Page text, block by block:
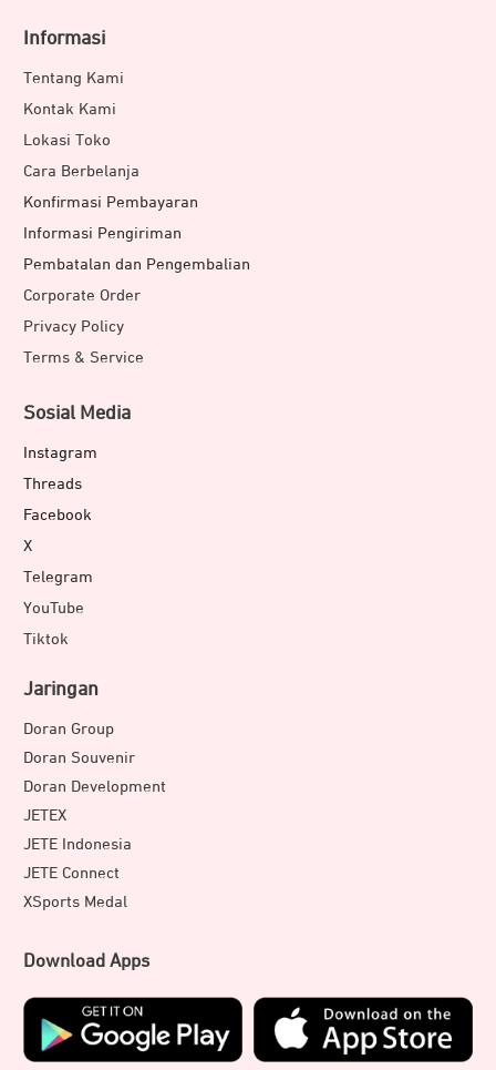
Informasi
Tentang Kami
Kontak Kami
Lokasi Toko
Cara Berbelanja
Konfirmasi Pembayaran
Informasi Pengiriman
Pembatalan dan Pengembalian
Corporate Order
Privacy Policy
Terms & Service
Sosial Media
Instagram
Threads
Facebook
X
Telegram
YouTube
Tiktok
Jaringan
Doran Group
Doran Souvenir
Doran Development
JETEX
JETE Indonesia
JETE Connect
XSports Medal
Download Apps